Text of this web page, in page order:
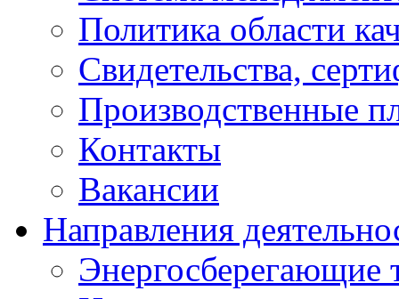
Политика области
Свидетельства,
Производственные
Контакты
Вакансии
Направления
Энергосберегающие